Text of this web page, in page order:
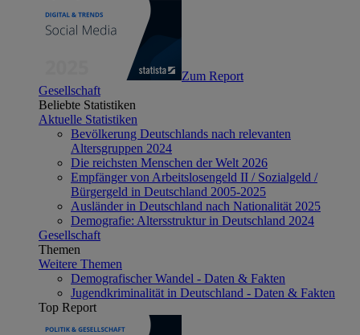
Zum Report
Gesellschaft
Beliebte Statistiken
Aktuelle Statistiken
Bevölkerung Deutschlands nach relevanten
Altersgruppen 2024
Die reichsten Menschen der Welt 2026
Empfänger von Arbeitslosengeld II / Sozialgeld /
Bürgergeld in Deutschland 2005-2025
Ausländer in Deutschland nach Nationalität 2025
Demografie: Altersstruktur in Deutschland 2024
Gesellschaft
Themen
Weitere Themen
Demografischer Wandel - Daten & Fakten
Jugendkriminalität in Deutschland - Daten & Fakten
Top Report